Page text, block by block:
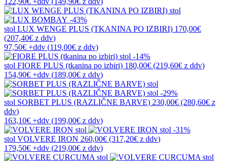
-43%
stol LUX WENGE PLUS (TKANINA PO IZBIRI) 170,00€
(207,40€ z ddv)
97,50€ +ddv (119,00€ z ddv)
-14%
stol FIORE PLUS (tkanina po izbiri) 180,00€ (219,60€ z ddv)
154,90€ +ddv (189,00€ z ddv)
-29%
stol SORBET PLUS (RAZLIČNE BARVE) 230,00€ (280,60€ z
ddv)
163,10€ +ddv (199,00€ z ddv)
-31%
stol VOLVERE IRON 260,00€ (317,20€ z ddv)
179,50€ +ddv (219,00€ z ddv)